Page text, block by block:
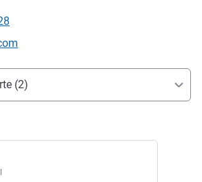
de contacto
(2)